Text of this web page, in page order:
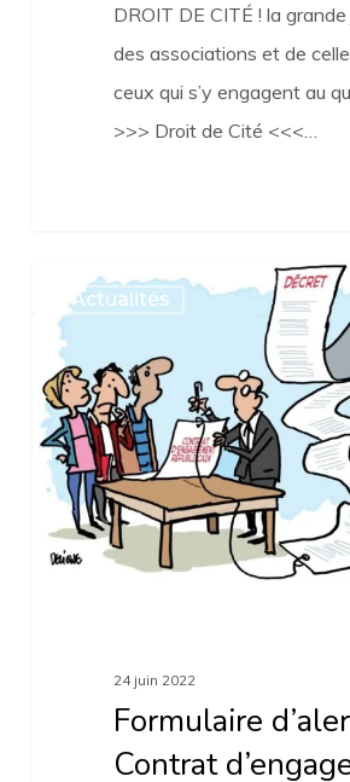
DROIT DE CITÉ ! la
des associations et de
ceux qui s’y engagent au
>>> Droit de Cité <<<…
Formulaire
d’alerte
Contrat
d’engagement
républicain
Actualités
24 juin 2022
Formulaire
Contrat